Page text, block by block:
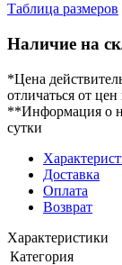
Таблица размеров
Наличие на
*Цена
отличаться от
**Информация о
сутки
Доставка
Оплата
Возврат
Характеристики
Категория